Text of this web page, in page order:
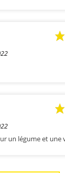
un légume et une